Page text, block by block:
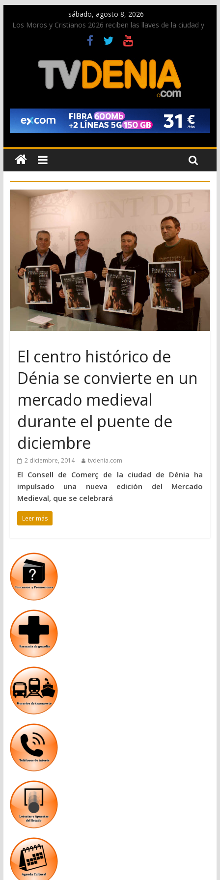
sábado, agosto 8, 2026
Los Moros y Cristianos 2026 reciben las llaves de la ciudad y
dan inicio a las fiestas en Dénia
El bando moro protagonista en la Segunda Entraeta Festera
Paco Adsuar dona al Arxiu de Dénia más de 50.000 imágenes
de la memoria visual de la ciudad
La Entraeta Festera llena de ambiente la calle Marqués de
Campo con la recepción a la Capitanía Cristiana
El XII Festival de Jazz de Dénia reunirá durante agosto a
figuras nacionales e internacionales en los Jardins de
Torrecremada
El centro histórico de
Dénia se convierte en un
mercado medieval
durante el puente de
diciembre
2 diciembre, 2014 tvdenia.com
El Consell de Comerç de la ciudad de Dénia ha
impulsado una nueva edición del Mercado
Medieval, que se celebrará
Leer más